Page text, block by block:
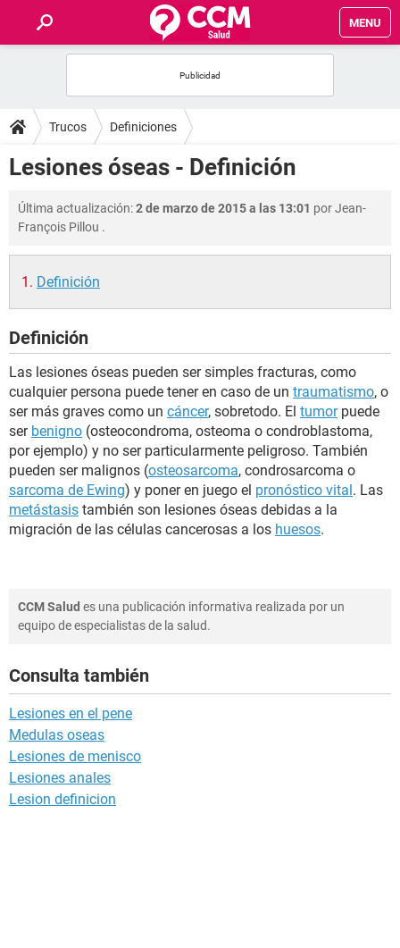
MENU
FOROS
SALUD
FAMILIA
NUTRICIÓN
SEXUALIDAD
GLOSARIO
Trucos Definiciones
Lesiones óseas - Definición
Última actualización:2 de marzo de 2015 a las 13:01 porJean-
François Pillou .
Definición
Definición
Las lesiones óseas pueden ser simples fracturas, como
cualquier persona puede tener en caso de un traumatismo, o
ser más graves como un cáncer, sobretodo. El tumorpuede
ser benigno (osteocondroma, osteoma o condroblastoma,
por ejemplo) y no ser particularmente peligroso. También
pueden ser malignos (osteosarcoma, condrosarcoma o
sarcoma de Ewing) y poner en juego el pronóstico vital. Las
metástasis también son lesiones óseas debidas a la
migración de las células cancerosas a los huesos.
CCM Salud es una publicación informativa realizada por un
equipo de especialistas de la salud.
Consulta también
Lesiones en el pene
Medulas oseas
Lesiones de menisco
Lesiones anales
Lesion definicion